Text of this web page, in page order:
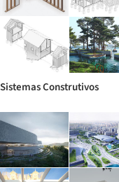
Sistemas Construtivos